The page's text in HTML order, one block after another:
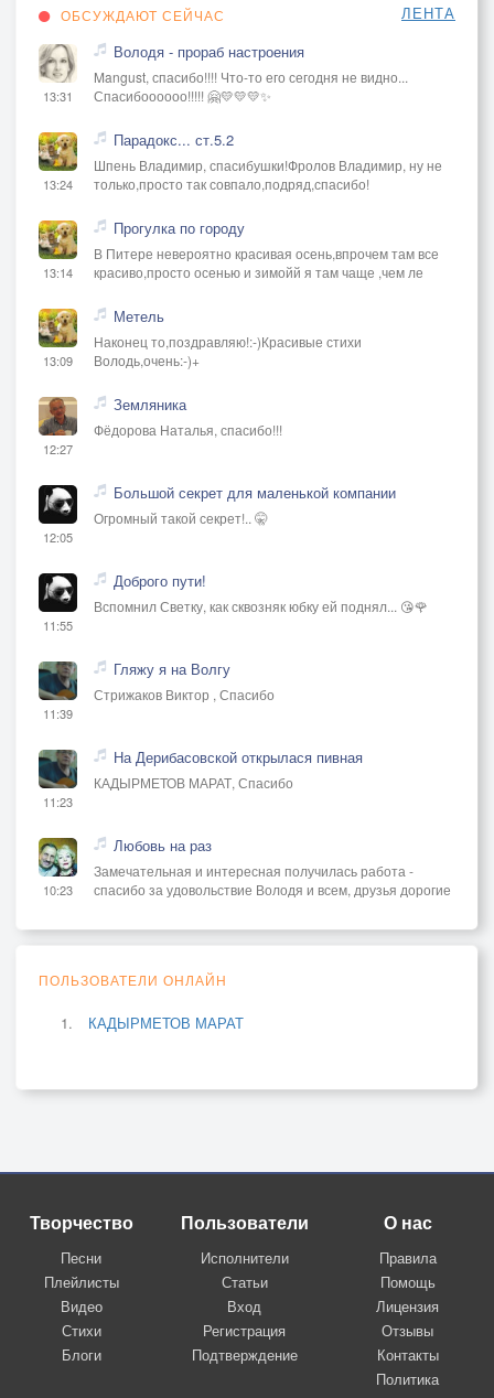
ОБСУЖДАЮТ СЕЙЧАС ЛЕНТА
13:31
Володя - прораб настроения
Mangust, спасибо!!!! Что-то его сегодня не видно...
Спасибоооооо!!!!! 🤗💛💛💛✨
13:24
Парадокс... ст.5.2
Шпень Владимир, спасибушки!Фролов Владимир, ну не
только,просто так совпало,подряд,спасибо!
13:14
Прогулка по городу
В Питере невероятно красивая осень,впрочем там все
красиво,просто осенью и зимойй я там чаще ,чем ле
13:09
Метель
Наконец то,поздравляю!:-)Красивые стихи
Володь,очень:-)+
12:27
Земляника
Фёдорова Наталья, спасибо!!!
12:05
Большой секрет для маленькой компании
Огромный такой секрет!.. 🤫
11:55
Доброго пути!
Вспомнил Светку, как сквозняк юбку ей поднял... 😘🌹
11:39
Гляжу я на Волгу
Стрижаков Виктор , Спасибо
11:23
На Дерибасовской открылася пивная
КАДЫРМЕТОВ МАРАТ, Спасибо
10:23
Любовь на раз
Замечательная и интересная получилась работа -
спасибо за удовольствие Володя и всем, друзья дорогие
ПОЛЬЗОВАТЕЛИ ОНЛАЙН
КАДЫРМЕТОВ МАРАТ
Творчество
Песни
Плейлисты
Видео
Стихи
Блоги
Пользователи
Исполнители
Статьи
Вход
Регистрация
Подтверждение
О нас
Правила
Помощь
Лицензия
Отзывы
Контакты
Политика